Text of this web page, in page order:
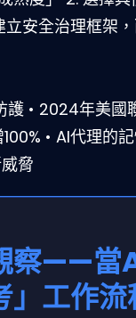
安全治理框架
護 • 2024年美國
• AI代理的
脅
察——當
」工作流